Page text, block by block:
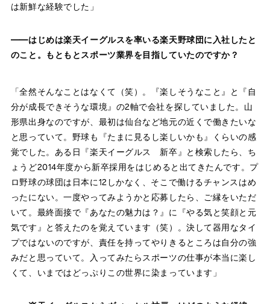
は新鮮な経験でした」
——はじめは楽天イーグルスを率いる楽天野球団に入社したと
のこと。もともとスポーツ業界を目指していたのですか？
「全然そんなことはなくて（笑）。『楽しそうなこと』と『自
分が成長できそうな環境』の2軸で会社を探していました。山
形県出身なのですが、最初は仙台など地元の近くで働きたいな
と思っていて。野球も『たまに見るし楽しいかも』くらいの感
覚でした。ある日『楽天イーグルス 新卒』と検索したら、ち
ょうど2014年度から新卒採用をはじめると出てきたんです。プ
ロ野球の球団は日本に12しかなく、そこで働けるチャンスはめ
ったにない。一度やってみようかと応募したら、ご縁をいただ
いて。最終面接で『あなたの魅力は？』に『やる気と笑顔と元
気です』と答えたのを覚えています（笑）。決して器用なタイ
プではないのですが、責任を持ってやりきるところは自分の強
みだと思っていて。入ってみたらスポーツの仕事が本当に楽し
くて、いまではどっぷりこの世界に染まっています」